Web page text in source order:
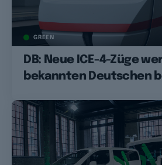
GREEN
DB: Neue ICE-4-Züge
bekannten Deutschen